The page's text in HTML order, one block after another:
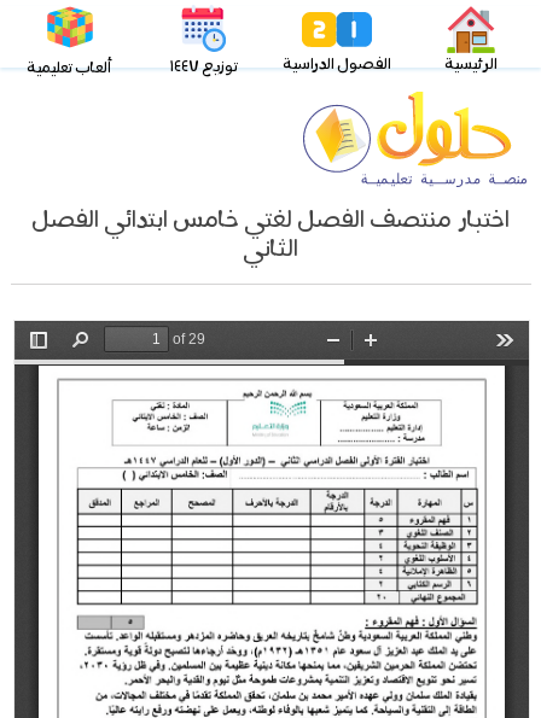
الرئيسية الفصول الدراسية توزيع ١٤٤٧ ألعاب تعليمية
اختبار منتصف الفصل لغتي خامس ابتدائي الفصل
الثاني